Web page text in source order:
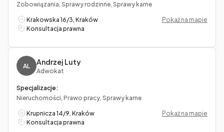
Zobowiązania, Sprawy rodzinne, Sprawy karne
Krakowska 16/3, Kraków
Pokaż na mapie
Konsultacja prawna
AL Andrzej Luty
Adwokat
Specjalizacje:
Nieruchomości, Prawo pracy, Sprawy karne
Krupnicza 14/9, Kraków
Pokaż na mapie
Konsultacja prawna